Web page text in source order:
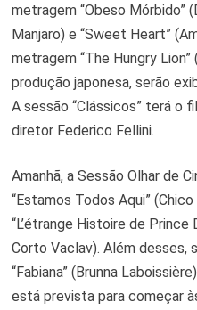
metragem “Obeso Mórbido”
Manjaro) e “Sweet Heart”
metragem “The Hungry Lion”
produção japonesa, serão
A sessão “Clássicos” terá o
diretor Federico Fellini.
Amanhã, a Sessão Olhar de
“Estamos Todos Aqui”
“L’étrange Histoire de Prince
Corto Vaclav). Além desses,
“Fabiana” (Brunna
está prevista para começar